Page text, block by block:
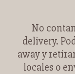
No
delivery.
away y
locales o